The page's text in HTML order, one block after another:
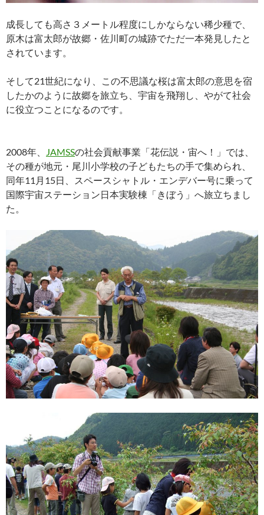
成長しても高さ３メートル程度にしかならない稀少種で、
原木は富太郎が故郷・佐川町の城跡でただ一本発見したと
されています。
そして21世紀になり、この不思議な桜は富太郎の意思を宿
したかのように故郷を旅立ち、宇宙を飛翔し、やがて社会
に役立つことになるのです。
2008年、 JAMSSの社会貢献事業「花伝説・宙へ！」では、
その種が地元・尾川小学校の子どもたちの手で集められ、
同年11月15日、スペースシャトル・エンデバー号に乗って
国際宇宙ステーション日本実験棟「きぼう」へ旅立ちまし
た。